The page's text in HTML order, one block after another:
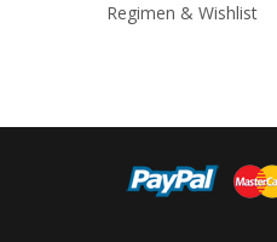
Regimen & Wishlist